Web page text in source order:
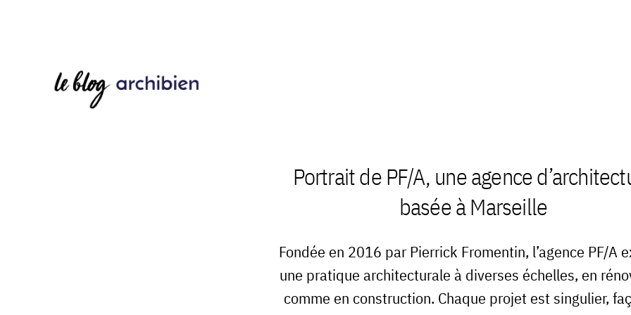
Portrait de PF/A, une agence
basée à Marseille
Fondée en 2016 par Pierrick Fromentin, l’agence PF/A
une pratique architecturale à diverses échelles, en
comme en construction. Chaque projet est singulier,